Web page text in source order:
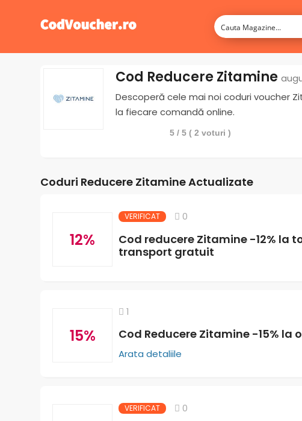
Cod Reducere Zitamine
Descoperă cele mai noi coduri voucher
la fiecare comandă online.
5 / 5 ( 2 voturi )
Coduri Reducere Zitamine Actualizate
12%
VERIFICAT 0
Cod reducere Zitamine -12% la
transport gratuit
15%
1
Cod Reducere Zitamine -15% la
Arata detaliile
VERIFICAT 0